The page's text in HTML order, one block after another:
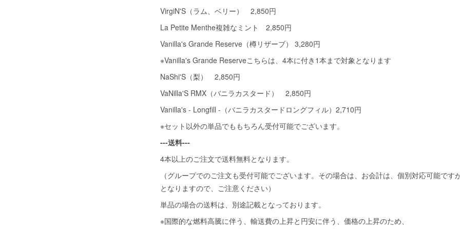
VirgiN'S（ラム、ベリー） 2,850円
La Petite Menthe複雑なミント 2,850円
Vanilla's Grande Reserve（樽リザーブ） 3,280円
※Vanilla's Grande Reserveこちらは、4本に付き1本まで対象となります
NaShi'S（梨） 2,850円
VaNilla'S RMX（バニラカスタード） 2,850円
Vanilla's - Longfill -（バニラカスタードロングフィル）2,710円
※セット以外の単品でももちろん受付可能でございます。
---送料---
4本以上のご注文で送料無料となります。
（グループでのご注文も受付可能でございます。その場合は、お会計は、個別対応可能です
となりますので、ご注意ください）
単品の場合の送料は、別途記載となっております。
※国際的な燃料高騰に伴う、輸送費の上昇と円安に伴う、価格の上昇のため、